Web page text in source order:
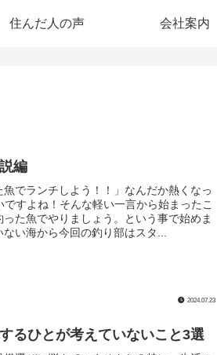
住んだ人の声 会社案内
編
でランチしよう！！」なんだか熱くなっ
すよね！そんな軽い一言から始まったこ
た魚でやりましょう。という事で始めま
い海から今回の釣り部はスタ...
2024.07.23
るひとが考えていないこと3選